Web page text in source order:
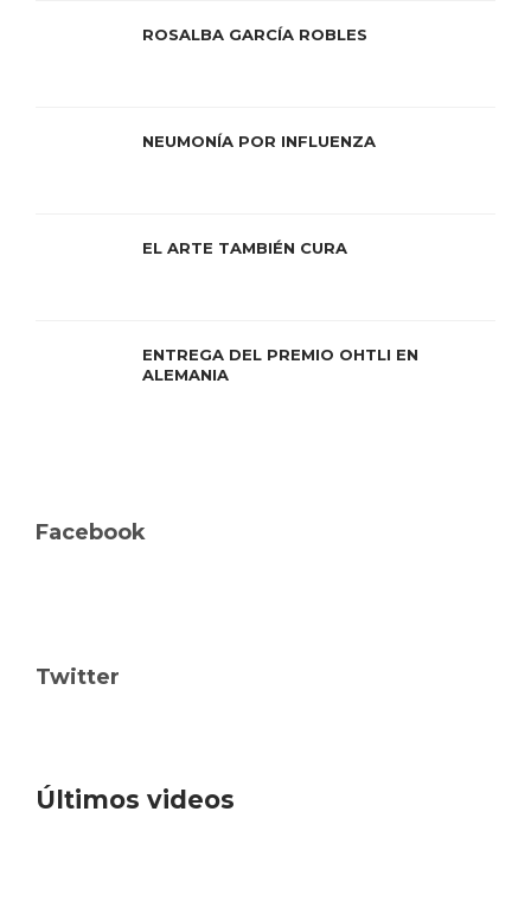
ROSALBA GARCÍA ROBLES
NEUMONÍA POR INFLUENZA
EL ARTE TAMBIÉN CURA
ENTREGA DEL PREMIO OHTLI EN
ALEMANIA
Facebook
Twitter
Últimos videos